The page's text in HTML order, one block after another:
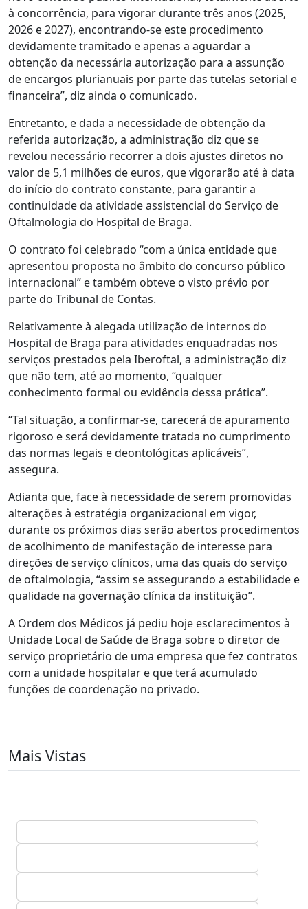
à concorrência, para vigorar durante três anos (2025,
2026 e 2027), encontrando-se este procedimento
devidamente tramitado e apenas a aguardar a
obtenção da necessária autorização para a assunção
de encargos plurianuais por parte das tutelas setorial e
financeira”, diz ainda o comunicado.
Entretanto, e dada a necessidade de obtenção da
referida autorização, a administração diz que se
revelou necessário recorrer a dois ajustes diretos no
valor de 5,1 milhões de euros, que vigorarão até à data
do início do contrato constante, para garantir a
continuidade da atividade assistencial do Serviço de
Oftalmologia do Hospital de Braga.
O contrato foi celebrado “com a única entidade que
apresentou proposta no âmbito do concurso público
internacional” e também obteve o visto prévio por
parte do Tribunal de Contas.
Relativamente à alegada utilização de internos do
Hospital de Braga para atividades enquadradas nos
serviços prestados pela Iberoftal, a administração diz
que não tem, até ao momento, “qualquer
conhecimento formal ou evidência dessa prática”.
“Tal situação, a confirmar-se, carecerá de apuramento
rigoroso e será devidamente tratada no cumprimento
das normas legais e deontológicas aplicáveis”,
assegura.
Adianta que, face à necessidade de serem promovidas
alterações à estratégia organizacional em vigor,
durante os próximos dias serão abertos procedimentos
de acolhimento de manifestação de interesse para
direções de serviço clínicos, uma das quais do serviço
de oftalmologia, “assim se assegurando a estabilidade e
qualidade na governação clínica da instituição”.
A Ordem dos Médicos já pediu hoje esclarecimentos à
Unidade Local de Saúde de Braga sobre o diretor de
serviço proprietário de uma empresa que fez contratos
com a unidade hospitalar e que terá acumulado
funções de coordenação no privado.
Mais Vistas